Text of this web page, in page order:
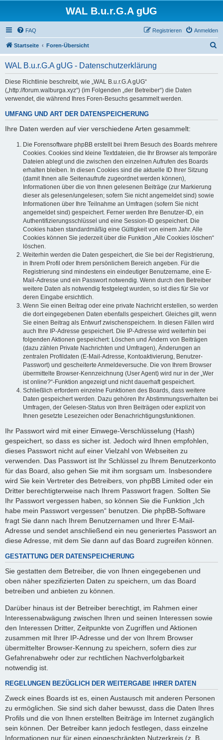
WAL B.u.r.G.A gUG
FAQ Anmelden
Registrieren
Startseite Foren-Übersicht
WAL B.u.r.G.A gUG - Datenschutzerklärung
Diese Richtlinie beschreibt, wie „WAL B.u.r.G.A gUG“
(„http://forum.walburga.xyz“) (im Folgenden „der Betreiber“) die Daten
verwendet, die während Ihres Foren-Besuchs gesammelt werden.
UMFANG UND ART DER DATENSPEICHERUNG
Ihre Daten werden auf vier verschiedene Arten gesammelt:
Die Forensoftware phpBB erstellt bei Ihrem Besuch des Boards mehrere
Cookies. Cookies sind kleine Textdateien, die Ihr Browser als temporäre
Dateien ablegt und die zwischen den einzelnen Aufrufen des Boards
erhalten bleiben. In diesen Cookies sind die aktuelle ID Ihrer Sitzung
(damit Ihnen alle Seitenaufrufe zugeordnet werden können),
Informationen über die von Ihnen gelesenen Beiträge (zur Markierung
dieser als gelesen/ungelesen; sofern Sie nicht angemeldet sind) sowie
Informationen über Ihre Teilnahme an Umfragen (sofern Sie nicht
angemeldet sind) gespeichert. Ferner werden Ihre Benutzer-ID, ein
Authentifizierungsschlüssel und eine Session-ID gespeichert. Die
Cookies haben standardmäßig eine Gültigkeit von einem Jahr. Alle
Cookies können Sie jederzeit über die Funktion „Alle Cookies löschen“
löschen.
Weiterhin werden die Daten gespeichert, die Sie bei der Registrierung,
in Ihrem Profil oder Ihrem persönlichem Bereich angeben. Für die
Registrierung sind mindestens ein eindeutiger Benutzername, eine E-
Mail-Adresse und ein Passwort notwendig. Wenn durch den Betreiber
weitere Daten als notwendig festgelegt wurden, so ist dies für Sie vor
deren Eingabe ersichtlich.
Wenn Sie einen Beitrag oder eine private Nachricht erstellen, so werden
die dort eingegebenen Daten ebenfalls gespeichert. Gleiches gilt, wenn
Sie einen Beitrag als Entwurf zwischenspeichern. In diesen Fällen wird
auch Ihre IP-Adresse gespeichert. Die IP-Adresse wird weiterhin bei
folgenden Aktionen gespeichert: Löschen und Ändern von Beiträgen
(dazu zählen Private Nachrichten und Umfragen), Änderungen an
zentralen Profildaten (E-Mail-Adresse, Kontoaktivierung, Benutzer-
Passwort) und gescheiterte Anmeldeversuche. Die von Ihrem Browser
übermittelte Browser-Kennzeichnung (User Agent) wird nur in der „Wer
ist online?“-Funktion angezeigt und nicht dauerhaft gespeichert.
Schließlich erfordern einzelne Funktionen des Boards, dass weitere
Daten gespeichert werden. Dazu gehören Ihr Abstimmungsverhalten bei
Umfragen, der Gelesen-Status von Ihren Beiträgen oder explizit von
Ihnen gesetzte Lesezeichen oder Benachrichtigungsfunktionen.
Ihr Passwort wird mit einer Einwege-Verschlüsselung (Hash)
gespeichert, so dass es sicher ist. Jedoch wird Ihnen empfohlen,
dieses Passwort nicht auf einer Vielzahl von Webseiten zu
verwenden. Das Passwort ist Ihr Schlüssel zu Ihrem Benutzerkonto
für das Board, also gehen Sie mit ihm sorgsam um. Insbesondere
wird Sie kein Vertreter des Betreibers, von phpBB Limited oder ein
Dritter berechtigterweise nach Ihrem Passwort fragen. Sollten Sie
Ihr Passwort vergessen haben, so können Sie die Funktion „Ich
habe mein Passwort vergessen“ benutzen. Die phpBB-Software
fragt Sie dann nach Ihrem Benutzernamen und Ihrer E-Mail-
Adresse und sendet anschließend ein neu generiertes Passwort an
diese Adresse, mit dem Sie dann auf das Board zugreifen können.
GESTATTUNG DER DATENSPEICHERUNG
Sie gestatten dem Betreiber, die von Ihnen eingegebenen und
oben näher spezifizierten Daten zu speichern, um das Board
betreiben und anbieten zu können.
Darüber hinaus ist der Betreiber berechtigt, im Rahmen einer
Interessenabwägung zwischen Ihren und seinen Interessen sowie
den Interessen Dritter, Zeitpunkte von Zugriffen und Aktionen
zusammen mit Ihrer IP-Adresse und der von Ihrem Browser
übermittelter Browser-Kennung zu speichern, sofern dies zur
Gefahrenabwehr oder zur rechtlichen Nachverfolgbarkeit
notwendig ist.
REGELUNGEN BEZÜGLICH DER WEITERGABE IHRER DATEN
Zweck eines Boards ist es, einen Austausch mit anderen Personen
zu ermöglichen. Sie sind sich daher bewusst, dass die Daten Ihres
Profils und die von Ihnen erstellten Beiträge im Internet zugänglich
sein können. Der Betreiber kann jedoch festlegen, dass einzelne
Informationen nur für einen eingeschränkten Nutzerkreis (z. B.